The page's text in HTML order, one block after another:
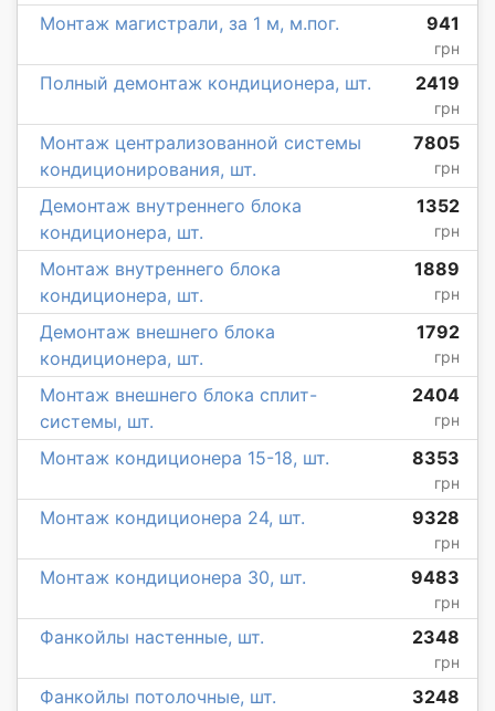
Монтаж магистрали, за 1 м, м.пог. 941
грн
Полный демонтаж кондиционера, шт. 2419
грн
Монтаж централизованной системы
кондиционирования, шт.
7805
грн
Демонтаж внутреннего блока
кондиционера, шт.
1352
грн
Монтаж внутреннего блока
кондиционера, шт.
1889
грн
Демонтаж внешнего блока
кондиционера, шт.
1792
грн
Монтаж внешнего блока сплит-
системы, шт.
2404
грн
Монтаж кондиционера 15-18, шт. 8353
грн
Монтаж кондиционера 24, шт. 9328
грн
Монтаж кондиционера 30, шт. 9483
грн
Фанкойлы настенные, шт. 2348
грн
Фанкойлы потолочные, шт. 3248